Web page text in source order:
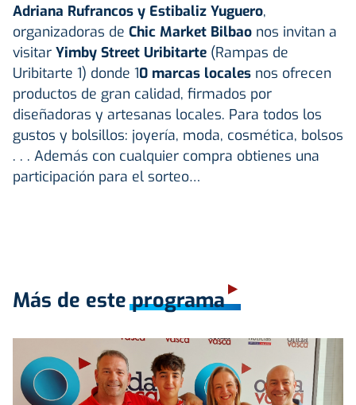
Adriana Rufrancos y Estibaliz Yuguero,
organizadoras de Chic Market Bilbao nos invitan a
visitar Yimby Street Uribitarte (Rampas de
Uribitarte 1) donde 10 marcas locales nos ofrecen
productos de gran calidad, firmados por
diseñadoras y artesanas locales. Para todos los
gustos y bolsillos: joyería, moda, cosmética, bolsos
. . . Además con cualquier compra obtienes una
participación para el sorteo…
Más de este programa